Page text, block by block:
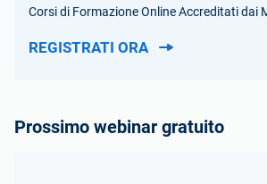
Corsi di Formazione Online Accreditati dai
REGISTRATI ORA
Prossimo webinar gratuito